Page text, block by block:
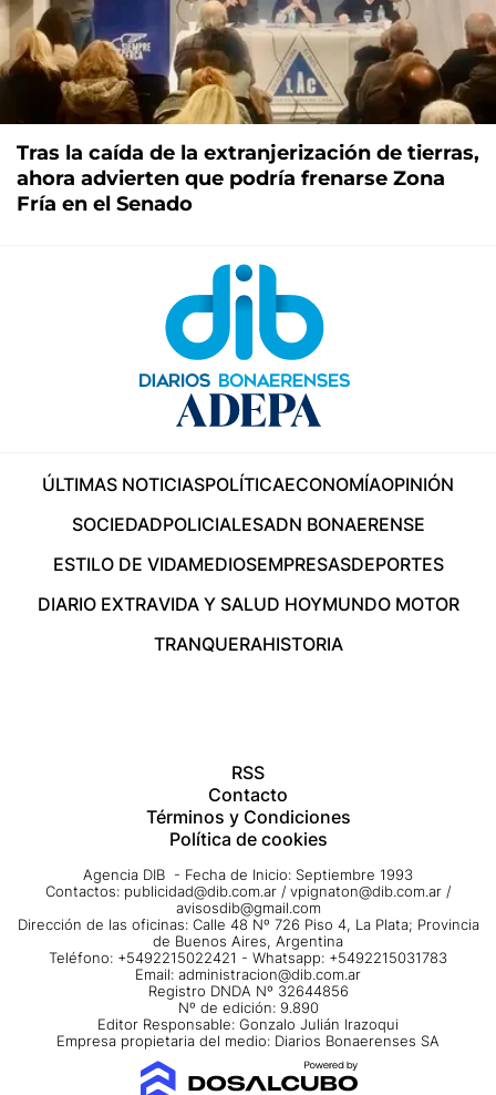
Tras la caída de la extranjerización de tierras,
ahora advierten que podría frenarse Zona
Fría en el Senado
ÚLTIMAS NOTICIASPOLÍTICAECONOMÍAOPINIÓN
SOCIEDADPOLICIALESADN BONAERENSE
ESTILO DE VIDAMEDIOSEMPRESASDEPORTES
DIARIO EXTRAVIDA Y SALUD HOYMUNDO MOTOR
TRANQUERAHISTORIA
RSS
Contacto
Términos y Condiciones
Política de cookies
Agencia DIB - Fecha de Inicio: Septiembre 1993
Contactos: publicidad@dib.com.ar / vpignaton@dib.com.ar /
avisosdib@gmail.com
Dirección de las oficinas: Calle 48 Nº 726 Piso 4, La Plata; Provincia
de Buenos Aires, Argentina
Teléfono: +5492215022421 - Whatsapp: +5492215031783
Email: administracion@dib.com.ar
Registro DNDA Nº 32644856
Nº de edición: 9.890
Editor Responsable: Gonzalo Julián Irazoqui
Empresa propietaria del medio: Diarios Bonaerenses SA